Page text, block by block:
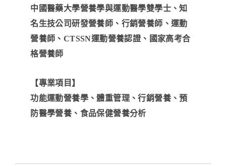
中國醫藥大學營養學與運動醫學雙學士、知
名生技公司研發營養師、行銷營養師、運動
營養師、CTSSN運動營養認證、國家高考合
格營養師
【專業項目】
功能運動營養學、體重管理、行銷營養、預
防醫學營養、食品保健營養分析